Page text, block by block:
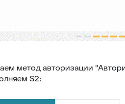
метод авторизации
S2: